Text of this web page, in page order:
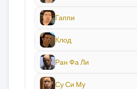
Гаппи
Клод
Ран Фа Ли
Су Си Му